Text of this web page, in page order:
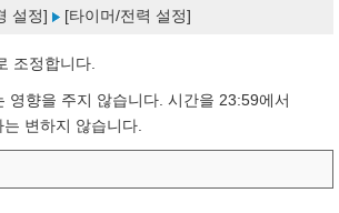
설정] [타이머/전력 설정]
조정합니다.
영향을 주지 않습니다. 시간을 23:59에서
변하지 않습니다.